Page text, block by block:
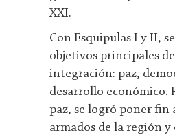
XXI.
Con Esquipulas I y II,
objetivos principales
integración: paz,
desarrollo económico.
paz, se logró poner fin
armados de la región